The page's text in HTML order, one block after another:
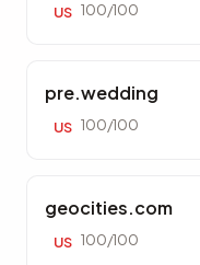
US 100/100
pre.wedding
US 100/100
geocities.com
US 100/100